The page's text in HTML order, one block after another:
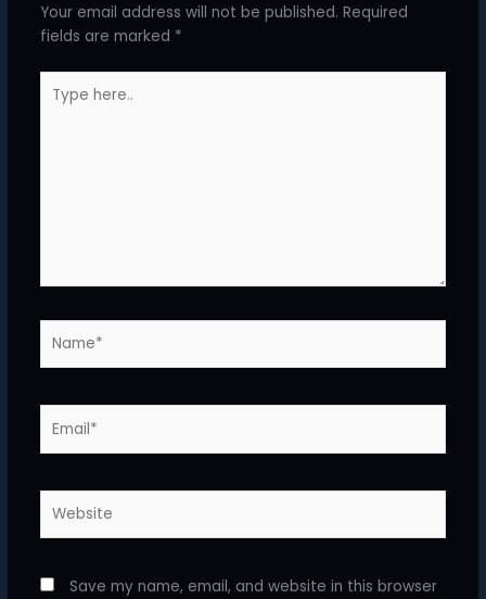
Your email address will not be published. Required
fields are marked *
here..
Save my name, email, and website in this browser